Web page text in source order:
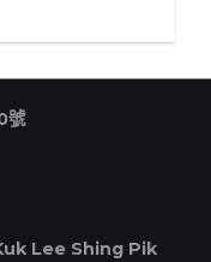
號
Lee Shing Pik